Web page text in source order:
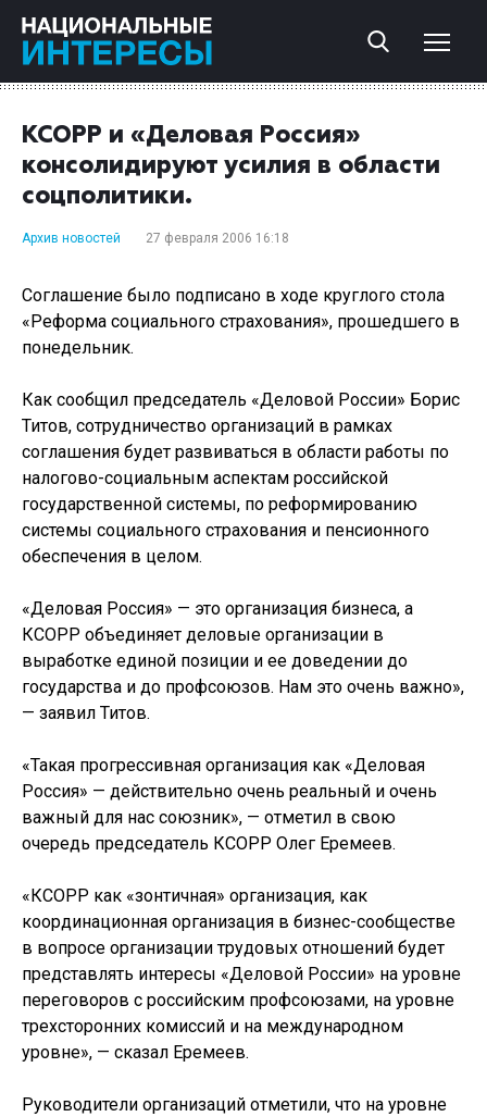
КСОРР и «Деловая Россия»
консолидируют усилия в области
соцполитики.
Архив новостей 27 февраля 2006 16:18
Соглашение было подписано в ходе круглого стола
«Реформа социального страхования», прошедшего в
понедельник.
Как сообщил председатель «Деловой России» Борис
Титов, сотрудничество организаций в рамках
соглашения будет развиваться в области работы по
налогово-социальным аспектам российской
государственной системы, по реформированию
системы социального страхования и пенсионного
обеспечения в целом.
«Деловая Россия» — это организация бизнеса, а
КСОРР объединяет деловые организации в
выработке единой позиции и ее доведении до
государства и до профсоюзов. Нам это очень важно»,
— заявил Титов.
«Такая прогрессивная организация как «Деловая
Россия» — действительно очень реальный и очень
важный для нас союзник», — отметил в свою
очередь председатель КСОРР Олег Еремеев.
«КСОРР как «зонтичная» организация, как
координационная организация в бизнес-сообществе
в вопросе организации трудовых отношений будет
представлять интересы «Деловой России» на уровне
переговоров с российским профсоюзами, на уровне
трехсторонних комиссий и на международном
уровне», — сказал Еремеев.
Руководители организаций отметили, что на уровне